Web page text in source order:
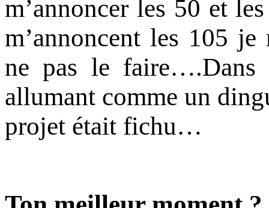
m’annoncer les 50 et
m’annoncent les 105 je
ne pas le
allumant comme un
projet était fichu…